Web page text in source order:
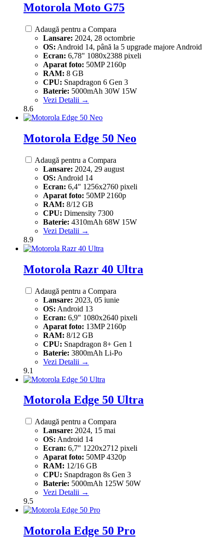
Motorola Moto G75
Adaugă pentru a Compara
Lansare: 2024, 28 octombrie
OS: Android 14, până la 5 upgrade majore Android
Ecran: 6,78" 1080x2388 pixeli
Aparat foto: 50MP 2160p
RAM: 8 GB
CPU: Snapdragon 6 Gen 3
Baterie: 5000mAh 30W 15W
Vezi Detalii →
8.6
Motorola Edge 50 Neo
Adaugă pentru a Compara
Lansare: 2024, 29 august
OS: Android 14
Ecran: 6,4" 1256x2760 pixeli
Aparat foto: 50MP 2160p
RAM: 8/12 GB
CPU: Dimensity 7300
Baterie: 4310mAh 68W 15W
Vezi Detalii →
8.9
Motorola Razr 40 Ultra
Adaugă pentru a Compara
Lansare: 2023, 05 iunie
OS: Android 13
Ecran: 6,9" 1080x2640 pixeli
Aparat foto: 13MP 2160p
RAM: 8/12 GB
CPU: Snapdragon 8+ Gen 1
Baterie: 3800mAh Li-Po
Vezi Detalii →
9.1
Motorola Edge 50 Ultra
Adaugă pentru a Compara
Lansare: 2024, 15 mai
OS: Android 14
Ecran: 6,7" 1220x2712 pixeli
Aparat foto: 50MP 4320p
RAM: 12/16 GB
CPU: Snapdragon 8s Gen 3
Baterie: 5000mAh 125W 50W
Vezi Detalii →
9.5
Motorola Edge 50 Pro